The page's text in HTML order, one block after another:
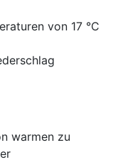
von 17 °C
warmen zu